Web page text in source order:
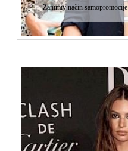
Zanimiv način samopromocije